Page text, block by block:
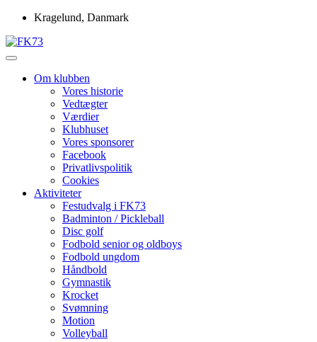
Skip
content
Kragelund, Danmark
FK73
Om klubben
Vores historie
Vedtægter
Værdier
Klubhuset
Vores sponsorer
Facebook
Privatlivspolitik
Cookies
Aktiviteter
Festudvalg i FK73
Badminton / Pickleball
Disc golf
Fodbold senior og oldboys
Fodbold ungdom
Håndbold
Gymnastik
Krocket
Svømning
Motion
Volleyball